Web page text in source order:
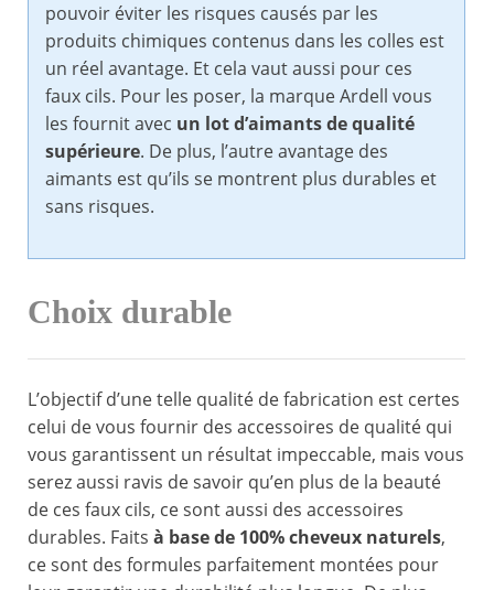
pouvoir éviter les risques causés par les
produits chimiques contenus dans les colles est
un réel avantage. Et cela vaut aussi pour ces
faux cils. Pour les poser, la marque Ardell vous
les fournit avec un lot d’aimants de qualité
supérieure. De plus, l’autre avantage des
aimants est qu’ils se montrent plus durables et
sans risques.
Choix durable
L’objectif d’une telle qualité de fabrication est certes
celui de vous fournir des accessoires de qualité qui
vous garantissent un résultat impeccable, mais vous
serez aussi ravis de savoir qu’en plus de la beauté
de ces faux cils, ce sont aussi des accessoires
durables. Faits à base de 100% cheveux naturels,
ce sont des formules parfaitement montées pour